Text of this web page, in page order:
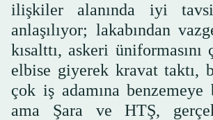
ilişkiler alanında iyi
anlaşılıyor; lakabından
kısalttı, askeri üniformasını
elbise giyerek kravat taktı,
çok iş adamına benzemeye
ama Şara ve HTŞ,